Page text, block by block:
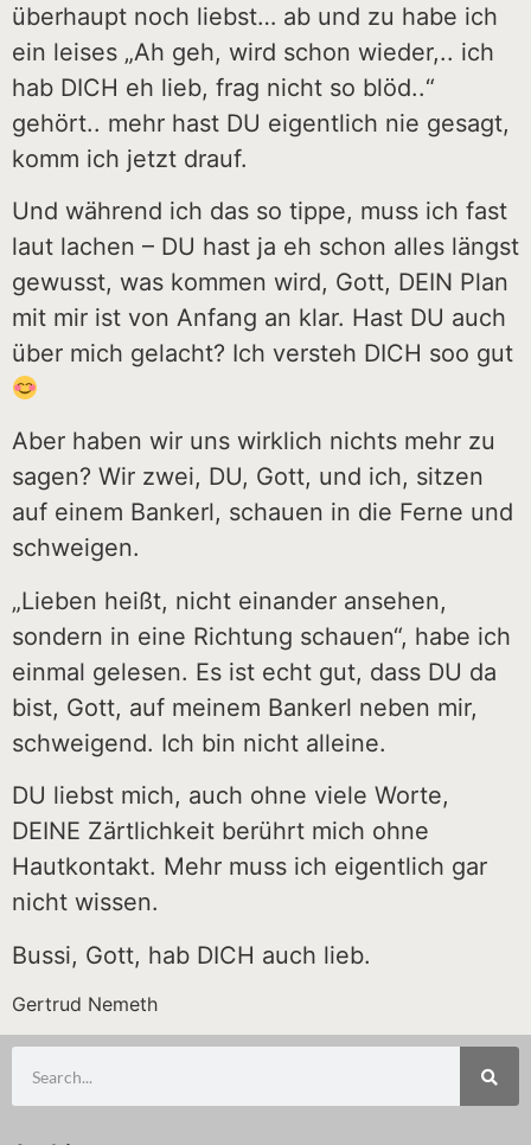
überhaupt noch liebst… ab und zu habe ich
ein leises „Ah geh, wird schon wieder,.. ich
hab DICH eh lieb, frag nicht so blöd..“
gehört.. mehr hast DU eigentlich nie gesagt,
komm ich jetzt drauf.
Und während ich das so tippe, muss ich fast
laut lachen – DU hast ja eh schon alles längst
gewusst, was kommen wird, Gott, DEIN Plan
mit mir ist von Anfang an klar. Hast DU auch
über mich gelacht? Ich versteh DICH soo gut
Aber haben wir uns wirklich nichts mehr zu
sagen? Wir zwei, DU, Gott, und ich, sitzen
auf einem Bankerl, schauen in die Ferne und
schweigen.
„Lieben heißt, nicht einander ansehen,
sondern in eine Richtung schauen“, habe ich
einmal gelesen. Es ist echt gut, dass DU da
bist, Gott, auf meinem Bankerl neben mir,
schweigend. Ich bin nicht alleine.
DU liebst mich, auch ohne viele Worte,
DEINE Zärtlichkeit berührt mich ohne
Hautkontakt. Mehr muss ich eigentlich gar
nicht wissen.
Bussi, Gott, hab DICH auch lieb.
Gertrud Nemeth